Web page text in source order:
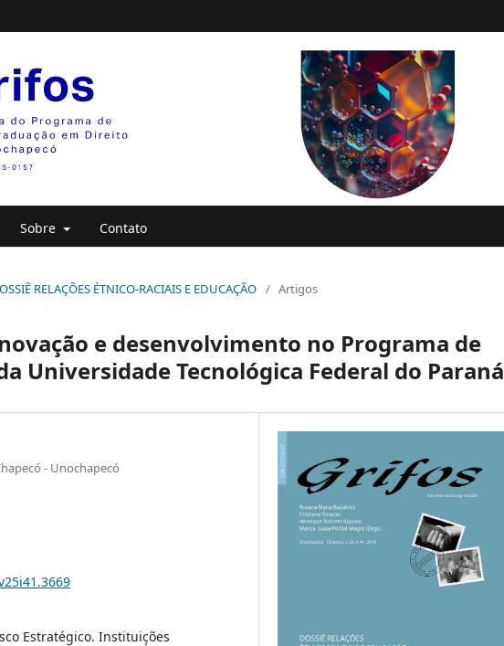
Sobre Contato
RELAÇÕES ÉTNICO-RACIAIS E EDUCAÇÃO / Artigos
e desenvolvimento no Programa de
Universidade Tecnológica Federal do Paraná
- Unochapecó
Estratégico. Instituições